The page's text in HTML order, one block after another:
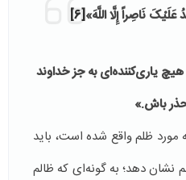
نَاصِراً إِلَّا اللَّهَ»[6]
هیچ یاری‌کننده‌ای به جز خداوند
حذر باش.»
ظلم واقع شده است، باید
نشان دهد؛ به گونه‌ای که ظالم